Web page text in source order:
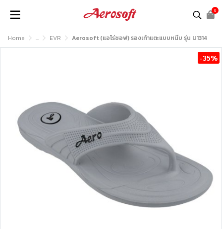
0
Home ... EVR Aerosoft (แอโร่ซอฟ) รองเท้าแตะแบบหนีบ รุ่น U1314
-35%